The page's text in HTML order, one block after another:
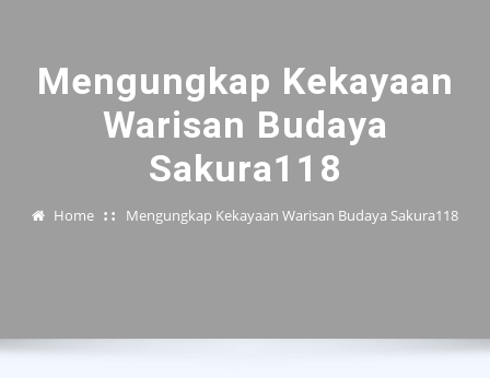
Mengungkap Kekayaan
Warisan Budaya
Sakura118
Home Mengungkap Kekayaan Warisan Budaya Sakura118